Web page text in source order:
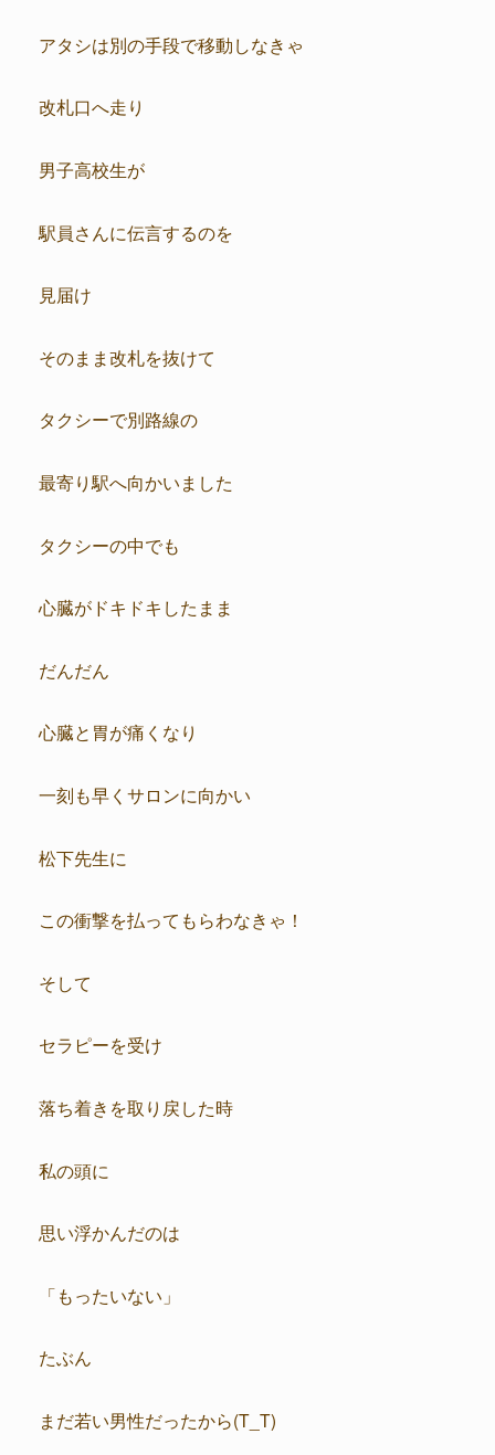
アタシは別の手段で移動しなきゃ
改札口へ走り
男子高校生が
駅員さんに伝言するのを
見届け
そのまま改札を抜けて
タクシーで別路線の
最寄り駅へ向かいました
タクシーの中でも
心臓がドキドキしたまま
だんだん
心臓と胃が痛くなり
一刻も早くサロンに向かい
松下先生に
この衝撃を払ってもらわなきゃ！
そして
セラピーを受け
落ち着きを取り戻した時
私の頭に
思い浮かんだのは
「もったいない」
たぶん
まだ若い男性だったから(T_T)